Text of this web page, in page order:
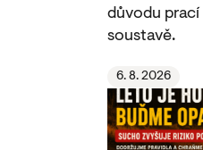
důvodu
soustavě.
6. 8. 2026